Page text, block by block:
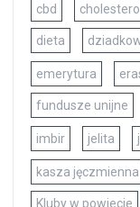
cbd cholesterol
dieta
emerytura
fundusze unijne
imbir jelita
kasza jęczmienna
Kluby w powiecie